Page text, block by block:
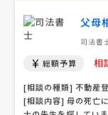
父母
司法
総額予算 相
[相談の種類] 不動産